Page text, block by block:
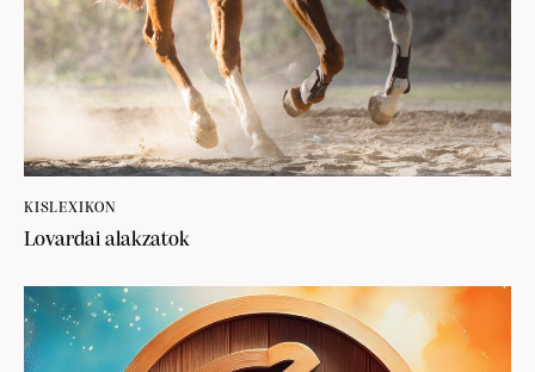
KISLEXIKON
Lovardai alakzatok